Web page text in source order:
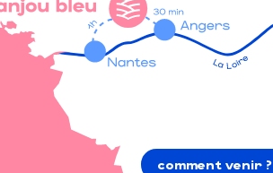
comment venir ?